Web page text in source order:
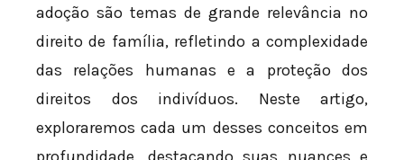
adoção são temas de grande relevância no
direito de família, refletindo a complexidade
das relações humanas e a proteção dos
direitos dos indivíduos. Neste artigo,
exploraremos cada um desses conceitos em